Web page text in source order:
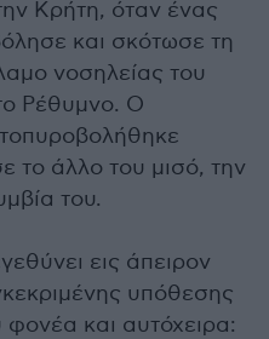
Κρήτη, όταν ένας
και σκότωσε τη
νοσηλείας του
Ρέθυμνο. Ο
άλλο του μισό, την
του.
εις άπειρον
υπόθεσης
φονέα και αυτόχειρα: